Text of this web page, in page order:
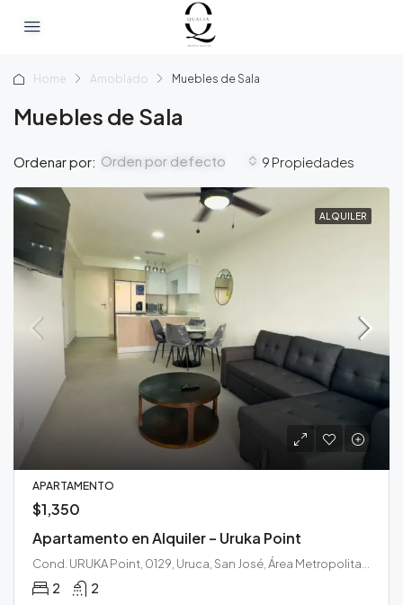
Home Amoblado Muebles de Sala
Muebles de Sala
9 Propiedades
Ordenar por: Orden por defecto
ALQUILER
APARTAMENTO
$1,350
Apartamento en Alquiler – Uruka Point
2 2